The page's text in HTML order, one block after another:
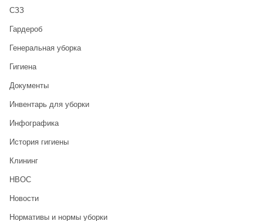
CЗЗ
Гардероб
Генеральная уборка
Гигиена
Документы
Инвентарь для уборки
Инфографика
История гигиены
Клининг
НВОС
Новости
Нормативы и нормы уборки